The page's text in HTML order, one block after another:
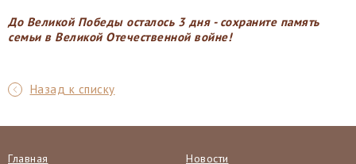
До Великой Победы осталось 3 дня - сохраните память
семьи в Великой Отечественной войне!
Назад к списку
Главная
Новости